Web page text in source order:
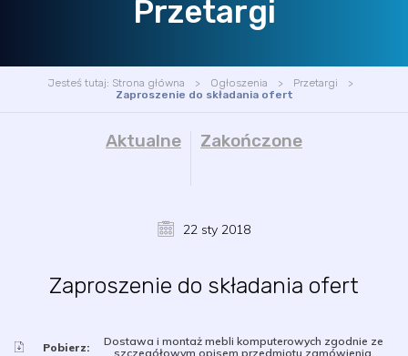
DEKLARACJA DOSTĘPNOŚCI
Przetargi
Jesteś tutaj: Strona główna Ogłoszenia
Przetargi
Zaproszenie do składania ofert
Aktualne Zakończone
22 sty 2018
Zaproszenie do składania ofert
Pobierz:
Dostawa i montaż mebli komputerowych zgodnie ze
szczegółowym opisem przedmiotu zamówienia.